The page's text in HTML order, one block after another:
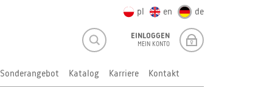
pl en de
EINLOGGEN
MEIN KONTO
Sonderangebot Katalog Karriere Kontakt